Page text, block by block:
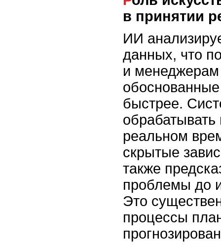
в принятии
ИИ
данных, что
и
быстрее.
реальном
скрытые
также
проблемы до
Это
процессы